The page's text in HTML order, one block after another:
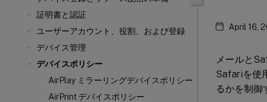
証明書と認証
ユーザーアカウント、役割、および登録
デバイス管理
デバイスポリシー
AirPlay ミラーリングデバイスポリシー
AirPrint デバイスポリシー
April 16,
メールと
Safariを使
るかを制御